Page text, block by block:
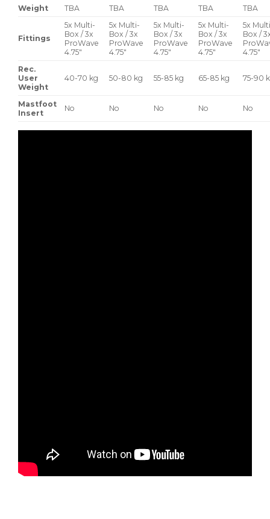
Weight TBA TBA TBA TBA TBA
Fittings
5x Multi-
Box / 3x
ProWave
4.75″
5x Multi-
Box / 3x
ProWave
4.75″
5x Multi-
Box / 3x
ProWave
4.75″
5x Multi-
Box / 3x
ProWave
4.75″
5x
Box /
4.75″
Rec.
User
Weight
40-70 kg 50-80 kg 55-85 kg 65-85 kg 75-90
Mastfoot
Insert
No No No No No